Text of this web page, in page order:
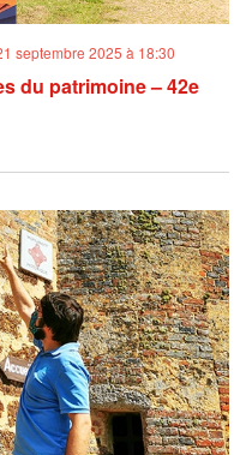
du patrimoine – 42e
septembre 2025 à 18:30